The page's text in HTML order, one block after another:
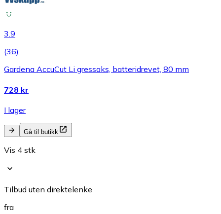
3.9
(36)
Gardena AccuCut Li gressaks, batteridrevet, 80 mm
728 kr
I lager
Gå til butikk
Vis 4 stk
Tilbud uten direktelenke
fra